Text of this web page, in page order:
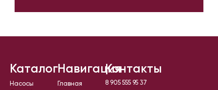
Каталог
Насосы
Навигация
Главная
Контакты
8 905 555 95 37